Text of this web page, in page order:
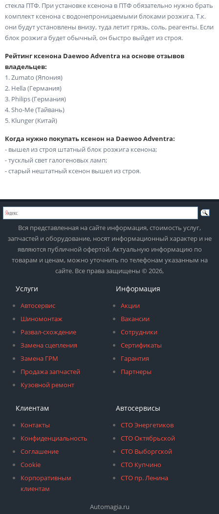
стекла ПТФ. При установке ксенона в ПТФ обязательно нужно брать
комплект ксенона с водонепроницаемыми блоками розжига. Т.к.
они будут установлены внизу, туда летит грязь, соль, реагенты. Если
блок розжига будет обычный, он быстро выйдет из строя.
Рейтинг ксенона Daewoo Adventra на основе отзывов
владельцев:
1. Zumato (Япония)
2. Hella (Германия)
3. Philips (Германия)
4. Sho-Me (Тайвань)
5. Klunger (Китай)
Когда нужно покупать ксенон на Daewoo Adventra:
- вышел из строя штатный блок розжига ксенона;
- тусклый свет галогеновых ламп;
- старый нештатный ксенон вышел из строя.
Вся представленная на сайте информация, стоимость услуг,
запчастей и оборудование, носят информационный характер и не
являются публичной офертой. Актуальную информацию по
товарам и ценам, можно уточнить по телефонам указанным на
сайте. Все права защищены © 2026,
Услуги
Автосервис
Шиномонтаж
Развал-схождение
Замена сцепления
Замена ГРМ
Продажа запчастей
Кузовной ремонт
Информация
Акции
Вакансии
Сотрудники
Сертификаты
Гарантия
Партнеры
Клиентам
Контакты
Конфиденциальность
Соглашение
Cookie
Корпоративным
клиентам
Автосервисы
СТО Энергетиков
СТО Октябрьской
СТО Выборгской
СТО Купчино
СТО пр. Ленина
Automagia.ru